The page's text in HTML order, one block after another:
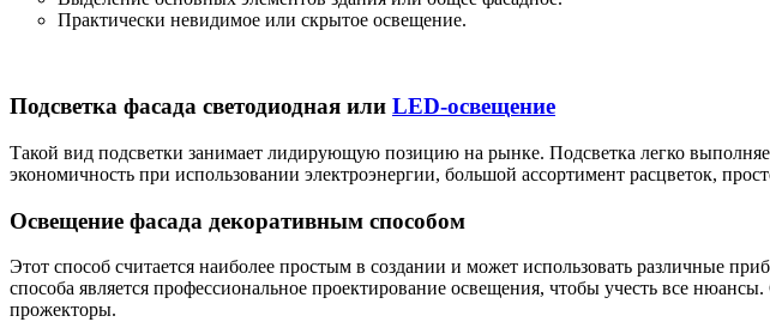
Практически невидимое или скрытое освещение.
Подсветка фасада светодиодная или LED-освещение
Такой вид подсветки занимает лидирующую позицию на рынке. Подсветка легко
экономичность при использовании электроэнергии, большой ассортимент расцветок,
Освещение фасада декоративным способом
Этот способ считается наиболее простым в создании и может использовать различные
способа является профессиональное проектирование освещения, чтобы учесть все
прожекторы.